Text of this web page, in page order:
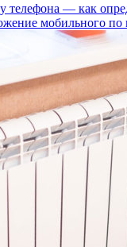
телефона — как
мобильного по